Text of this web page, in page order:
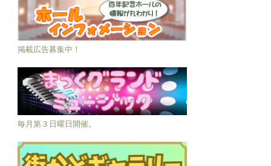
掲載広告募集中！
毎月第３日曜日開催。